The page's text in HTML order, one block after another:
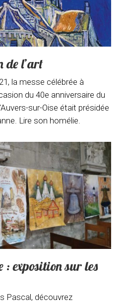
de l’art
la messe célébrée à
du 40e anniversaire du
sur-Oise était présidée
Lire son homélie.
: exposition sur les
Pascal, découvrez